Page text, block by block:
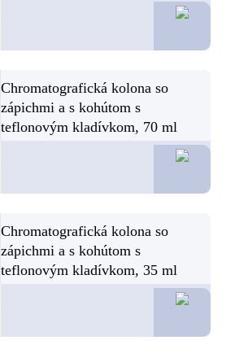
Chromatografická kolona so
zápichmi a s kohútom s
teflonovým kladívkom, 70 ml
Chromatografická kolona so
zápichmi a s kohútom s
teflonovým kladívkom, 35 ml